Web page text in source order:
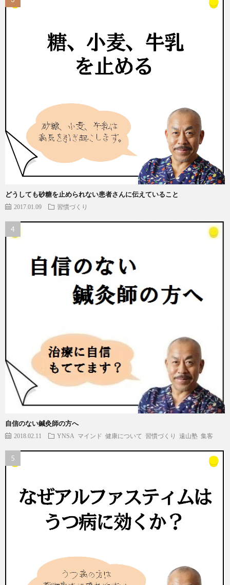
どうしても砂糖を止められない患者さんに伝えていること
2017.01.09 習慣づくり
自信のない鍼灸師の方へ
2018.02.11 YNSA マインド 健康について 習慣づくり 遠山塾 集客